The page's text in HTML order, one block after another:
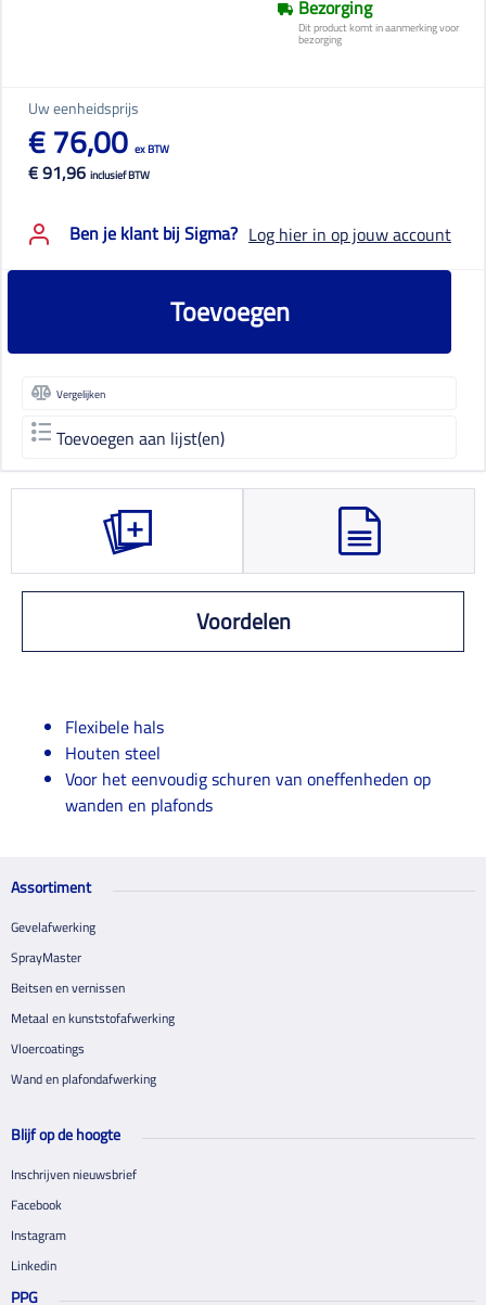
Bezorging
Dit product komt in aanmerking voor
bezorging
Uw eenheidsprijs
€ 91,96 inclusief BTW
€ 76,00 ex BTW
Ben je klant bij Sigma? Log hier in op jouw account
Toevoegen
Vergelijken
Toevoegen aan lijst(en)
Voordelen
Flexibele hals
Houten steel
Voor het eenvoudig schuren van oneffenheden op
wanden en plafonds
Assortiment
Gevelafwerking
SprayMaster
Beitsen en vernissen
Metaal en kunststofafwerking
Vloercoatings
Wand en plafondafwerking
Blijf op de hoogte
Inschrijven nieuwsbrief
Facebook
Instagram
Linkedin
PPG